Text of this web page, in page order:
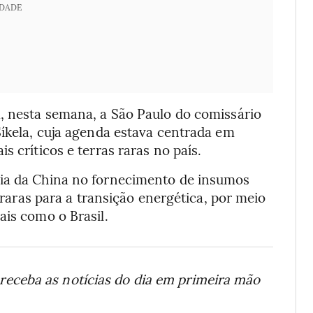
semana, a São Paulo do comissário
cuja agenda estava centrada em
críticos e terras raras no país.
da China no fornecimento de insumos
para a transição energética, por meio
como o Brasil.
as notícias do dia em primeira mão